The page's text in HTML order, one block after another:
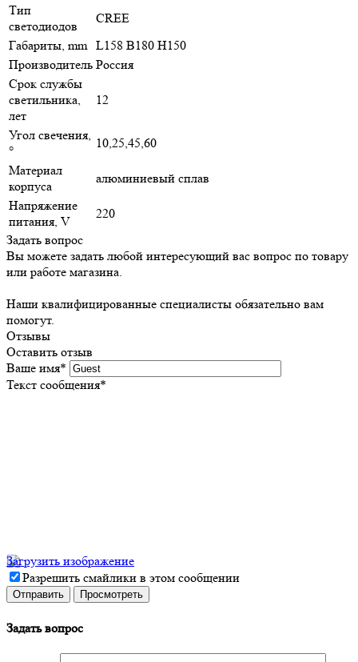
Тип
светодиодов
CREE
Габариты, mm L158 B180 H150
Производитель Россия
Срок службы
светильника,
лет
12
Угол свечения,
°
10,25,45,60
Материал
корпуса
алюминиевый сплав
Напряжение
питания, V
220
Задать вопрос
Вы можете задать любой интересующий вас вопрос по товару
или работе магазина.
Наши квалифицированные специалисты обязательно вам
помогут.
Отзывы
Оставить отзыв
Ваше имя*
Текст сообщения*
Загрузить изображение
Разрешить смайлики в этом сообщении
Задать вопрос